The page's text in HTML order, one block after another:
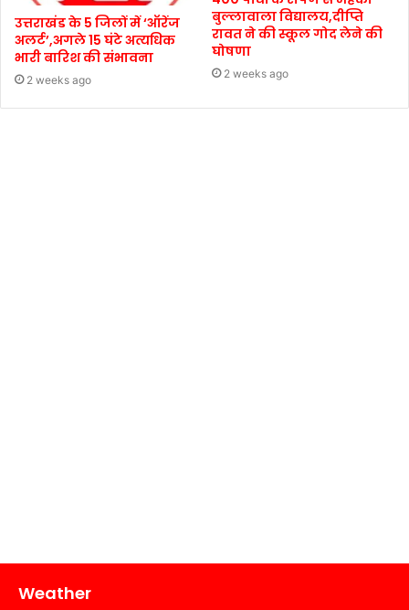
उत्तराखंड के 5 जिलों में ‘ऑरेंज
अलर्ट’,अगले 15 घंटे अत्यधिक
भारी बारिश की संभावना
2 weeks ago
बुल्लावाला विद्यालय,दीप्ति
रावत ने की स्कूल गोद लेने की
घोषणा
2 weeks ago
Weather